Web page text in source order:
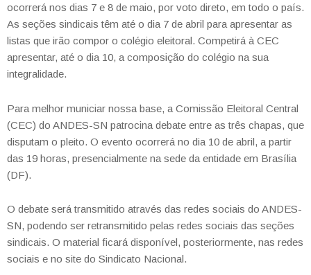
ocorrerá nos dias 7 e 8 de maio, por voto direto, em todo o país.
As seções sindicais têm até o dia 7 de abril para apresentar as
listas que irão compor o colégio eleitoral. Competirá à CEC
apresentar, até o dia 10, a composição do colégio na sua
integralidade.
Para melhor municiar nossa base, a Comissão Eleitoral Central
(CEC) do ANDES-SN patrocina debate entre as três chapas, que
disputam o pleito. O evento ocorrerá no dia 10 de abril, a partir
das 19 horas, presencialmente na sede da entidade em Brasília
(DF).
O debate será transmitido através das redes sociais do ANDES-
SN, podendo ser retransmitido pelas redes sociais das seções
sindicais. O material ficará disponível, posteriormente, nas redes
sociais e no site do Sindicato Nacional.